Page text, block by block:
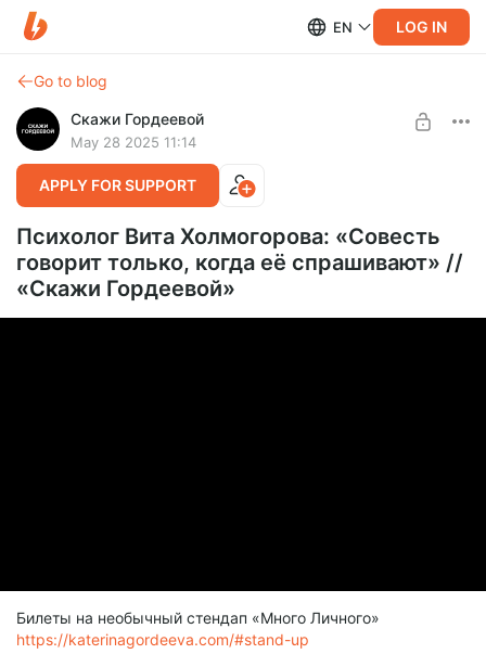
EN LOG IN
Go to blog
Скажи Гордеевой
May 28 2025 11:14
APPLY FOR SUPPORT
Психолог Вита Холмогорова: «Cовесть
говорит только, когда её спрашивают» //
«Cкажи Гордеевой»
Билеты на необычный стендап «Много Личного»
https://katerinagordeeva.com/#stand-up